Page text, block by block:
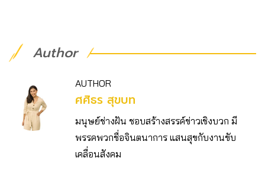
Author
AUTHOR
ศศิธร สุขบท
มนุษย์ช่างฝัน ชอบสร้างสรรค์ข่าวเชิงบวก มี
พรรคพวกชื่อจินตนาการ แสนสุขกับงานขับ
เคลื่อนสังคม